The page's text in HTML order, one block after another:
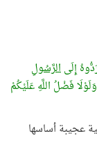
إِلَىالرَّسُولِ
فَضْلُ اللَّهِ عَلَيْكُمْ
عجيبة أساسها